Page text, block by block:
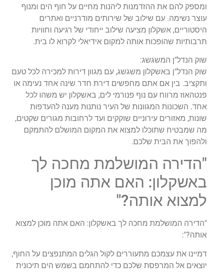
ומספק להם את ההזדמנות ליהנות מחיים על חוף הים ומנוף
עוצר נשימה. עם שילוב של שירותים מודרניים ואתרים
היסטוריים, אשקלון מציעה שילוב ייחודי של רגיעה וחוויות
תרבותיות שהופכות אותה למקום אידיאלי לקרוא לו בית.
שוק הנדל"ן המשגשג:
שוק הנדל"ן באשקלון משגשג, עם מגוון דירות למכירה לכל טעם
ותקציב. בין אם אתם מחפשים דירת חדר שינה אחד נעימה או
פנטהאוז מרווח עם נוף פנורמי לים, באשקלון יש משהו לכל
אחד. השכונות המגוונות של העיר נותנות מענה להעדפות
שונות, מאזורים עירוניים שוקקים ועד לרחובות מגורים שקטים,
מה שמבטיח שתוכלו למצוא את המקום המושלם להתמקם
ולהפוך את הבית שלכם.
"הדירה המושלמת מחכה לך
באשקלון: האם אתה מוכן
למצוא אותה?"
"הדירה המושלמת מחכה לך באשקלון: האם אתה מוכן למצוא
אותה?":
דמיינו את עצמכם מתעוררים לקול הגלים המתנפצים על החוף,
יוצאים אל המרפסת שלכם כדי להתחמם בשמש הים תיכונית